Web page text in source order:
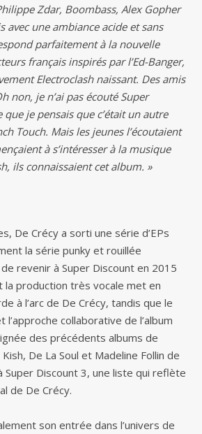
Zdar, Boombass, Alex Gopher
avec une ambiance acide et sans
parfaitement à la nouvelle
français inspirés par l’Ed-Banger,
Electroclash naissant. Des amis
non, je n’ai pas écouté Super
je pensais que c’était un autre
Touch. Mais les jeunes l’écoutaient
à s’intéresser à la musique
ils connaissaient cet album. »
De Crécy a sorti une série d’EPs
la série punky et rouillée
revenir à Super Discount en 2015
la production très vocale met en
à l’arc de De Crécy, tandis que le
l’approche collaborative de l’album
des précédents albums de
De La Soul et Madeline Follin de
Super Discount 3, une liste qui reflète
de De Crécy.
son entrée dans l’univers de